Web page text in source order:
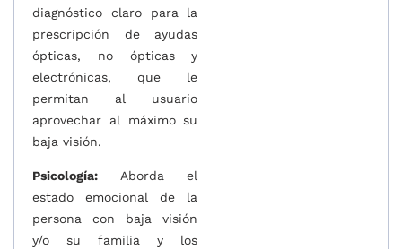
diagnóstico claro para la
prescripción de ayudas
ópticas, no ópticas y
electrónicas, que le
permitan al usuario
aprovechar al máximo su
baja visión.
Psicología: Aborda el
estado emocional de la
persona con baja visión
y/o su familia y los